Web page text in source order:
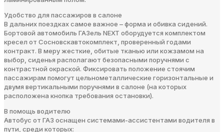
Удобство для пассажиров в салоне
В дальних поездках самое важное – форма и обивка сидений.
Бортовой автомобиль ГАЗель NEXT оборудуется комплектом
кресел от Сосновскавтокомплект, проверенный годами
контракт. В меру жесткие, обитые тканью или кожзамом на
выбор, сиденья располагают безопасными поручнями с
контрастной окраской. Фиксировать положение стоячим
пассажирам помогут цельнометаллические горизонтальные и
двумя вертикальными поручнями в салоне (на которых
расположена кнопка требования остановки).
В помощь водителю
Автобус от ГАЗ оснащен системами-ассистентами водителя в
пути, среди которых: